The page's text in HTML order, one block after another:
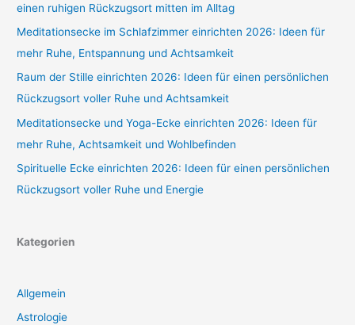
einen ruhigen Rückzugsort mitten im Alltag
Meditationsecke im Schlafzimmer einrichten 2026: Ideen für
mehr Ruhe, Entspannung und Achtsamkeit
Raum der Stille einrichten 2026: Ideen für einen persönlichen
Rückzugsort voller Ruhe und Achtsamkeit
Meditationsecke und Yoga-Ecke einrichten 2026: Ideen für
mehr Ruhe, Achtsamkeit und Wohlbefinden
Spirituelle Ecke einrichten 2026: Ideen für einen persönlichen
Rückzugsort voller Ruhe und Energie
Kategorien
Allgemein
Astrologie